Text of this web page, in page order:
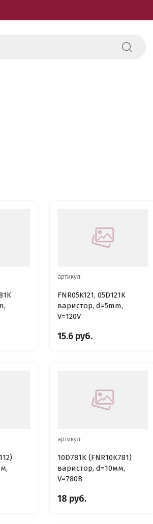
артикул:
FNR05K121, 05D121K
варистор, d=5mm,
V=120V
15.6 руб.
артикул:
10D781K (FNR10K781)
варистор, d=10мм,
V=780В
18 руб.